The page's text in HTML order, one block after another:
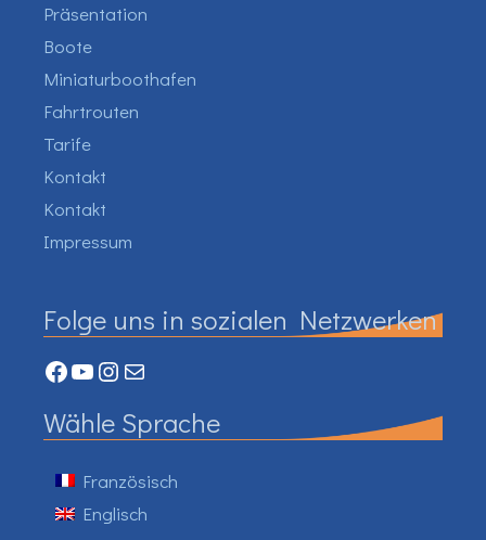
Präsentation
Boote
Miniaturboothafen
Fahrtrouten
Tarife
Kontakt
Kontakt
Impressum
Folge uns in sozialen Netzwerken
Facebook
YouTube
Instagram
Mail
Wähle Sprache
Französisch
Englisch